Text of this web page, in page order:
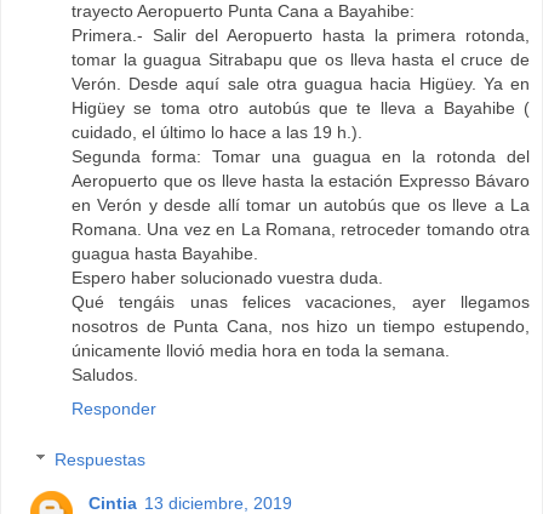
trayecto Aeropuerto Punta Cana a Bayahibe:
Primera.- Salir del Aeropuerto hasta la primera rotonda,
tomar la guagua Sitrabapu que os lleva hasta el cruce de
Verón. Desde aquí sale otra guagua hacia Higüey. Ya en
Higüey se toma otro autobús que te lleva a Bayahibe (
cuidado, el último lo hace a las 19 h.).
Segunda forma: Tomar una guagua en la rotonda del
Aeropuerto que os lleve hasta la estación Expresso Bávaro
en Verón y desde allí tomar un autobús que os lleve a La
Romana. Una vez en La Romana, retroceder tomando otra
guagua hasta Bayahibe.
Espero haber solucionado vuestra duda.
Qué tengáis unas felices vacaciones, ayer llegamos
nosotros de Punta Cana, nos hizo un tiempo estupendo,
únicamente llovió media hora en toda la semana.
Saludos.
Responder
Respuestas
Cintia 13 diciembre, 2019